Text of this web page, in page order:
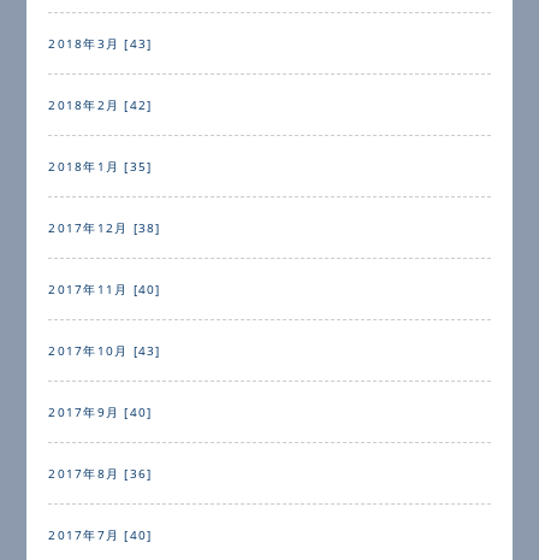
2018年3月 [43]
2018年2月 [42]
2018年1月 [35]
2017年12月 [38]
2017年11月 [40]
2017年10月 [43]
2017年9月 [40]
2017年8月 [36]
2017年7月 [40]